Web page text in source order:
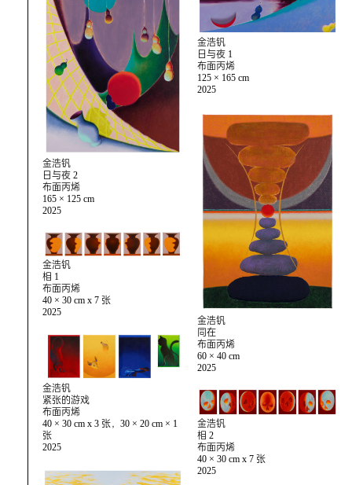
金浩钒
日与夜 1
布面丙烯
125 × 165 cm
2025
金浩钒
日与夜 2
布面丙烯
165 × 125 cm
2025
金浩钒
同在
布面丙烯
60 × 40 cm
2025
金浩钒
相 1
布面丙烯
40 × 30 cm x 7 张
2025
金浩钒
相 2
布面丙烯
40 × 30 cm x 7 张
2025
金浩钒
紧张的游戏
布面丙烯
40 × 30 cm x 3 张，30 × 20 cm × 1
张
2025